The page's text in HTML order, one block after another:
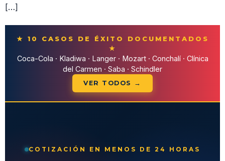
[…]
★ 10 CASOS DE ÉXITO DOCUMENTADOS
★
Coca-Cola · Kladiwa · Langer · Mozart · Conchalí · Clínica
del Carmen · Saba · Schindler
VER TODOS →
COTIZACIÓN EN MENOS DE 24 HORAS